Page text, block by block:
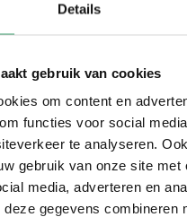
Details
gebruik van cookies
om content en
functies voor social
te analyseren.
gebruik van onze site met
media, adverteren en
deze gegevens combineren
comfortabel aan als u
robuust en duurzaam.
spaart u veel geld uit in de
onderhoudsvriendelijk en
is voor verschillende